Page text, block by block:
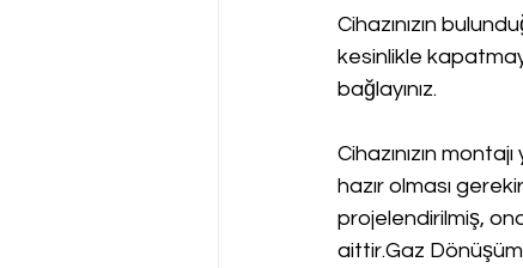
Cihazınızın
kesinlikle
bağlayınız.
Cihazınızın
hazır olması
projelendirilmiş,
aittir.Gaz